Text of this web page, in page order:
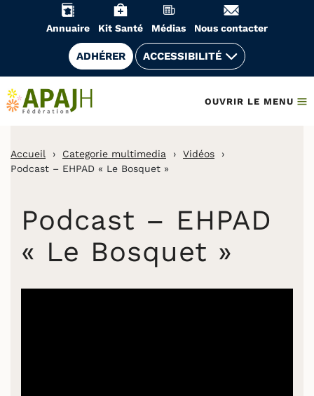
Annuaire Kit Santé Médias Nous contacter
ADHÉRER ACCESSIBILITÉ
OUVRIR LE MENU
Accueil › Categorie multimedia › Vidéos
›
Podcast – EHPAD « Le Bosquet »
Podcast – EHPAD
« Le Bosquet »